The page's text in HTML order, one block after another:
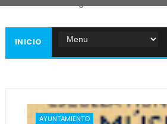
INICIO
AYUNTAMIENTO